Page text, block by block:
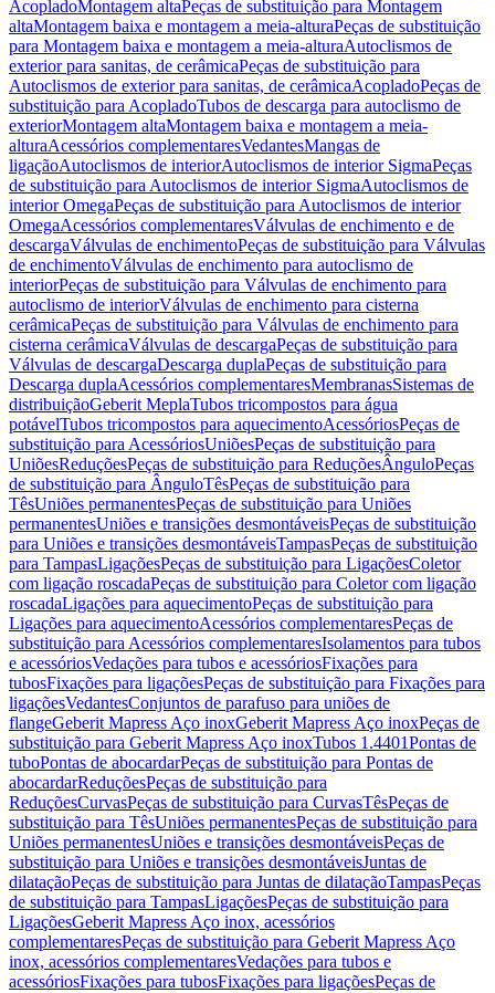
AcopladoMontagem altaPeças de substituição para Montagem
altaMontagem baixa e montagem a meia-alturaPeças de substituição
para Montagem baixa e montagem a meia-alturaAutoclismos de
exterior para sanitas, de cerâmicaPeças de substituição para
Autoclismos de exterior para sanitas, de cerâmicaAcopladoPeças de
substituição para AcopladoTubos de descarga para autoclismo de
exteriorMontagem altaMontagem baixa e montagem a meia-
alturaAcessórios complementaresVedantesMangas de
ligaçãoAutoclismos de interiorAutoclismos de interior SigmaPeças
de substituição para Autoclismos de interior SigmaAutoclismos de
interior OmegaPeças de substituição para Autoclismos de interior
OmegaAcessórios complementaresVálvulas de enchimento e de
descargaVálvulas de enchimentoPeças de substituição para Válvulas
de enchimentoVálvulas de enchimento para autoclismo de
interiorPeças de substituição para Válvulas de enchimento para
autoclismo de interiorVálvulas de enchimento para cisterna
cerâmicaPeças de substituição para Válvulas de enchimento para
cisterna cerâmicaVálvulas de descargaPeças de substituição para
Válvulas de descargaDescarga duplaPeças de substituição para
Descarga duplaAcessórios complementaresMembranasSistemas de
distribuiçãoGeberit MeplaTubos tricompostos para água
potávelTubos tricompostos para aquecimentoAcessóriosPeças de
substituição para AcessóriosUniõesPeças de substituição para
UniõesReduçõesPeças de substituição para ReduçõesÂnguloPeças
de substituição para ÂnguloTêsPeças de substituição para
TêsUniões permanentesPeças de substituição para Uniões
permanentesUniões e transições desmontáveisPeças de substituição
para Uniões e transições desmontáveisTampasPeças de substituição
para TampasLigaçõesPeças de substituição para LigaçõesColetor
com ligação roscadaPeças de substituição para Coletor com ligação
roscadaLigações para aquecimentoPeças de substituição para
Ligações para aquecimentoAcessórios complementaresPeças de
substituição para Acessórios complementaresIsolamentos para tubos
e acessóriosVedações para tubos e acessóriosFixações para
tubosFixações para ligaçõesPeças de substituição para Fixações para
ligaçõesVedantesConjuntos de parafuso para uniões de
flangeGeberit Mapress Aço inoxGeberit Mapress Aço inoxPeças de
substituição para Geberit Mapress Aço inoxTubos 1.4401Pontas de
tuboPontas de abocardarPeças de substituição para Pontas de
abocardarReduçõesPeças de substituição para
ReduçõesCurvasPeças de substituição para CurvasTêsPeças de
substituição para TêsUniões permanentesPeças de substituição para
Uniões permanentesUniões e transições desmontáveisPeças de
substituição para Uniões e transições desmontáveisJuntas de
dilataçãoPeças de substituição para Juntas de dilataçãoTampasPeças
de substituição para TampasLigaçõesPeças de substituição para
LigaçõesGeberit Mapress Aço inox, acessórios
complementaresPeças de substituição para Geberit Mapress Aço
inox, acessórios complementaresVedações para tubos e
acessóriosFixações para tubosFixações para ligaçõesPeças de